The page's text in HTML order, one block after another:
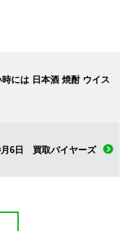
には 日本酒 焼酎 ウイス
6日 買取バイヤーズ